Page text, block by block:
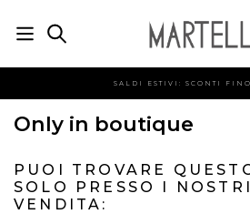
SALDI ESTIVI: SCONTI
Only in boutique
PUOI TROVARE
SOLO PRESSO I
VENDITA: